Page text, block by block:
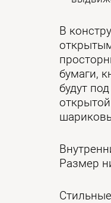
В
бумаги,
будут
Размер